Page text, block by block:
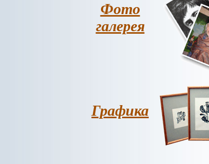
Фото
галерея
Графика